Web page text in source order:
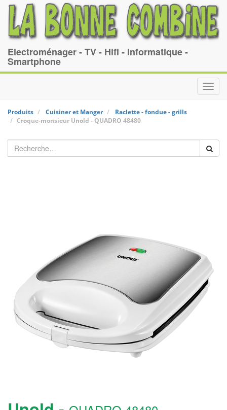
Electroménager - TV - Hifi - Informatique -
Smartphone
Produits Cuisiner et Manger
Raclette - fondue - grills
Croque-monsieur Unold - QUADRO 48480